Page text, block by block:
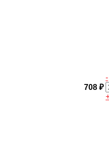
708 ₽
-